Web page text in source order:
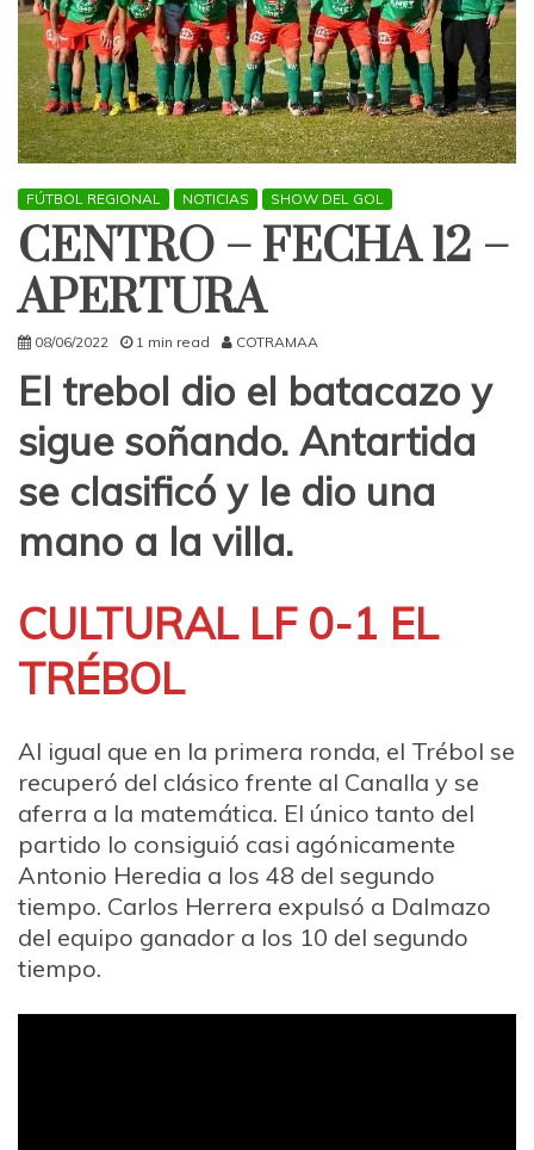
FÚTBOL REGIONAL NOTICIAS SHOW DEL GOL
CENTRO – FECHA 12 –
APERTURA
08/06/2022 1 min read COTRAMAA
El trebol dio el batacazo y
sigue soñando. Antartida
se clasificó y le dio una
mano a la villa.
CULTURAL LF 0-1 EL
TRÉBOL
Al igual que en la primera ronda, el Trébol se
recuperó del clásico frente al Canalla y se
aferra a la matemática. El único tanto del
partido lo consiguió casi agónicamente
Antonio Heredia a los 48 del segundo
tiempo. Carlos Herrera expulsó a Dalmazo
del equipo ganador a los 10 del segundo
tiempo.